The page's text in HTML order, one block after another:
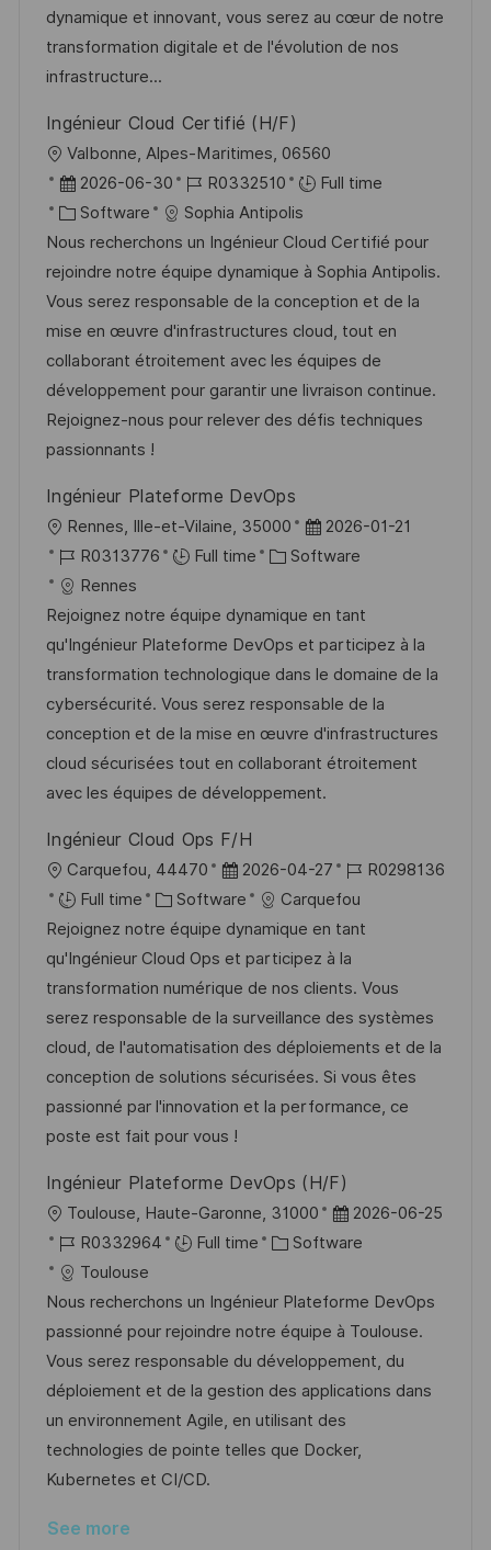
i
o
n
d
D
d
g
o
dynamique et innovant, vous serez au cœur de notre
transformation digitale et de l'évolution de nos
infrastructure...
Ingénieur Cloud Certifié (H/F)
L
o
c
a
t
i
o
n
Valbonne, Alpes-Maritimes, 06560
P
o
s
t
e
d
D
a
t
e
2026-06-30
J
o
b
I
d
R0332510
Full time
C
a
t
e
g
o
r
y
Software
Sophia Antipolis
Nous recherchons un Ingénieur Cloud Certifié pour
rejoindre notre équipe dynamique à Sophia Antipolis.
Vous serez responsable de la conception et de la
mise en œuvre d'infrastructures cloud, tout en
collaborant étroitement avec les équipes de
développement pour garantir une livraison continue.
Rejoignez-nous pour relever des défis techniques
passionnants !
Ingénieur Plateforme DevOps
L
o
c
a
t
i
o
n
Rennes, Ille-et-Vilaine, 35000
P
o
t
e
d
D
a
t
e
2026-01-21
J
o
b
I
d
R0313776 Full time
C
t
e
g
o
r
y
Software
Rennes
Rejoignez notre équipe dynamique en tant
qu'Ingénieur Plateforme DevOps et participez à la
transformation technologique dans le domaine de la
cybersécurité. Vous serez responsable de la
conception et de la mise en œuvre d'infrastructures
cloud sécurisées tout en collaborant étroitement
avec les équipes de développement.
Ingénieur Cloud Ops F/H
L
o
c
a
t
i
o
n
Carquefou, 44470
P
o
s
t
e
d
D
a
t
e
2026-04-27
J
o
b
I
d
R0298136
Full time
C
a
t
e
g
o
r
y
Software
Carquefou
Rejoignez notre équipe dynamique en tant
qu'Ingénieur Cloud Ops et participez à la
transformation numérique de nos clients. Vous
serez responsable de la surveillance des systèmes
cloud, de l'automatisation des déploiements et de la
conception de solutions sécurisées. Si vous êtes
passionné par l'innovation et la performance, ce
poste est fait pour vous !
Ingénieur Plateforme DevOps (H/F)
L
o
c
a
t
i
o
n
Toulouse, Haute-Garonne, 31000
P
o
t
e
d
D
a
t
2026-06-25
J
o
b
I
d
R0332964 Full time
C
t
e
g
o
r
y
Software
Toulouse
Nous recherchons un Ingénieur Plateforme DevOps
passionné pour rejoindre notre équipe à Toulouse.
Vous serez responsable du développement, du
déploiement et de la gestion des applications dans
un environnement Agile, en utilisant des
technologies de pointe telles que Docker,
Kubernetes et CI/CD.
See more